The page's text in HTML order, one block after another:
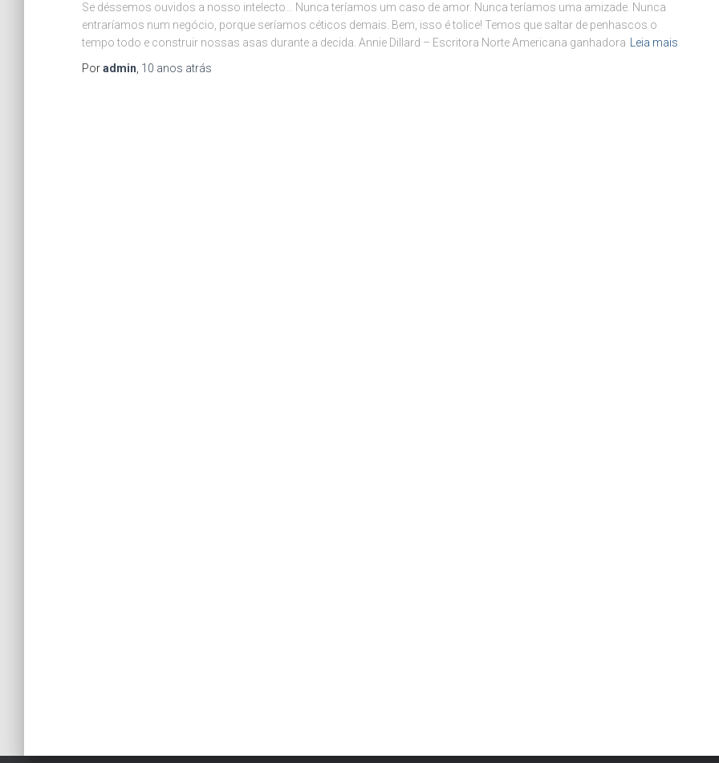
Se déssemos ouvidos a nosso intelecto… Nunca teríamos um caso de amor. Nunca teríamos uma amizade. Nunca
entraríamos num negócio, porque seríamos céticos demais. Bem, isso é tolice! Temos que saltar de penhascos o
tempo todo e construir nossas asas durante a decida. Annie Dillard – Escritora Norte Americana ganhadora
Leia mais
Poradmin 10 anos atrás